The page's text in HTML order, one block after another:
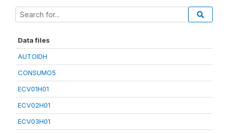
Data files
AUTOIDH
CONSUMO5
ECV01H01
ECV02H01
ECV03H01